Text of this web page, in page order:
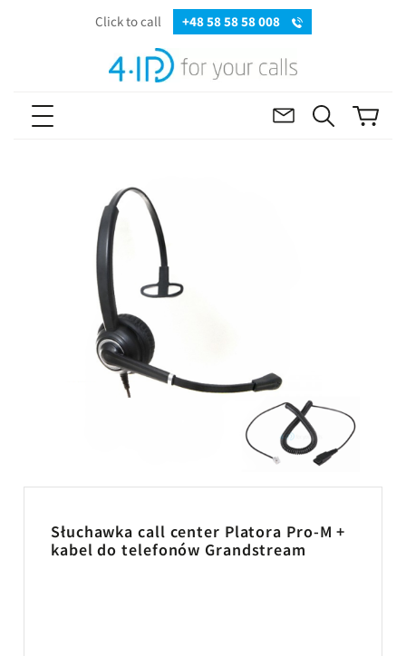
Click to call +48 58 58 58 008
Słuchawka call center Platora Pro-M +
kabel do telefonów Grandstream